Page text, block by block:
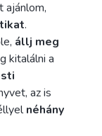
ajánlom,
.
állj meg
kitalálni a
az is
néhány